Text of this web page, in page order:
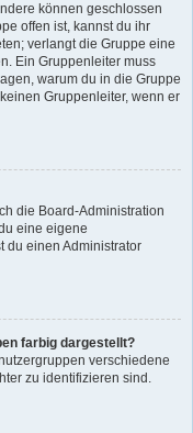
können geschlossen
offen ist, kannst du ihr
verlangt die Gruppe eine
Ein Gruppenleiter muss
warum du in die Gruppe
Gruppenleiter, wenn er
die Board-Administration
eine eigene
du einen Administrator
farbig dargestellt?
verschiedene
zu identifizieren sind.